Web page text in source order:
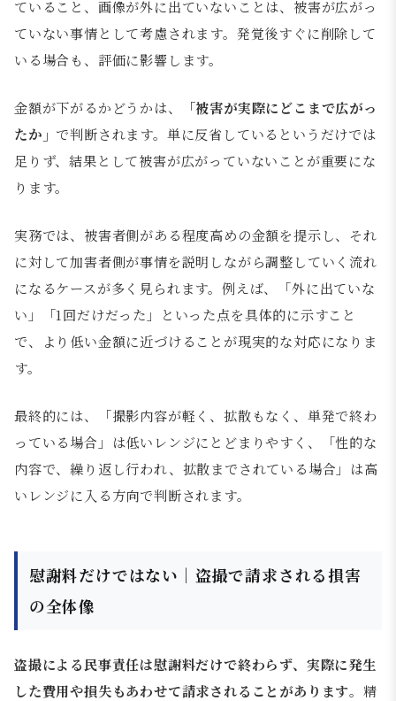
ていること、画像が外に出ていないことは、被害が広がっ
ていない事情として考慮されます。発覚後すぐに削除して
いる場合も、評価に影響します。
金額が下がるかどうかは、
「被害が実際にどこまで広がっ
たか」 で判断されます。単に反省しているというだけでは
足りず、結果として被害が広がっていないことが重要にな
ります。
実務では、被害者側がある程度高めの金額を提示し、それ
に対して加害者側が事情を説明しながら調整していく流れ
になるケースが多く見られます。例えば、「外に出ていな
い」「1回だけだった」といった点を具体的に示すこと
で、より低い金額に近づけることが現実的な対応になりま
す。
最終的には、「撮影内容が軽く、拡散もなく、単発で終わ
っている場合」は低いレンジにとどまりやすく、「性的な
内容で、繰り返し行われ、拡散までされている場合」は高
いレンジに入る方向で判断されます。
慰謝料だけではない｜盗撮で請求される損害
の全体像
盗撮による民事責任は慰謝料だけで終わらず、実際に発生
した費用や損失もあわせて請求されることがあります。精